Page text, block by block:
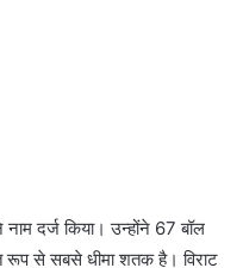
नाम दर्ज किया। उन्होंने 67 बॉल
रूप से सबसे धीमा शतक है। विराट